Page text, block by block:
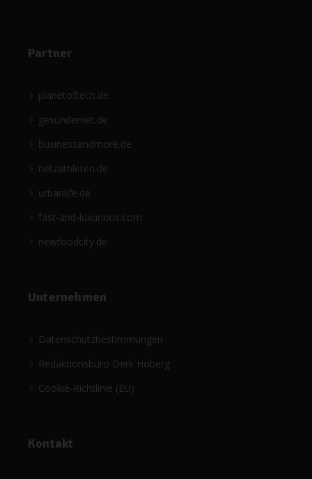
Partner
planetoftech.de
gesündernet.de
businessandmore.de
netzathleten.de
urbanlife.de
fast-and-luxurious.com
newfoodcity.de
Unternehmen
Datenschutzbestimmungen
Redaktionsbüro Derk Hoberg
Cookie-Richtlinie (EU)
Kontakt